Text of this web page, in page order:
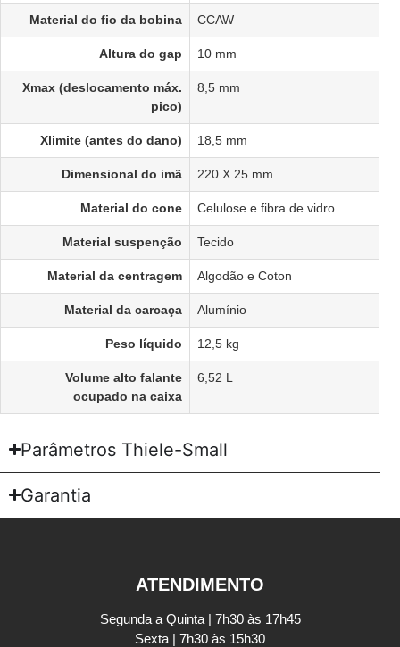
Material do fio da bobina CCAW
Altura do gap 10 mm
Xmax (deslocamento máx.
pico)
8,5 mm
Xlimite (antes do dano) 18,5 mm
Dimensional do imã 220 X 25 mm
Material do cone Celulose e fibra de vidro
Material suspenção Tecido
Material da centragem Algodão e Coton
Material da carcaça Alumínio
Peso líquido 12,5 kg
Volume alto falante
ocupado na caixa
6,52 L
Parâmetros Thiele-Small
Garantia
ATENDIMENTO
Segunda a Quinta | 7h30 às 17h45
Sexta | 7h30 às 15h30